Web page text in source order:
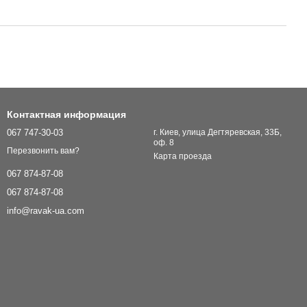
Контактная информация
067 747-30-03
Перезвонить вам?
067 874-87-08
067 874-87-08
info@ravak-ua.com
г. Киев, улица Дегтяревская, 33Б,
оф. 8
Карта проезда